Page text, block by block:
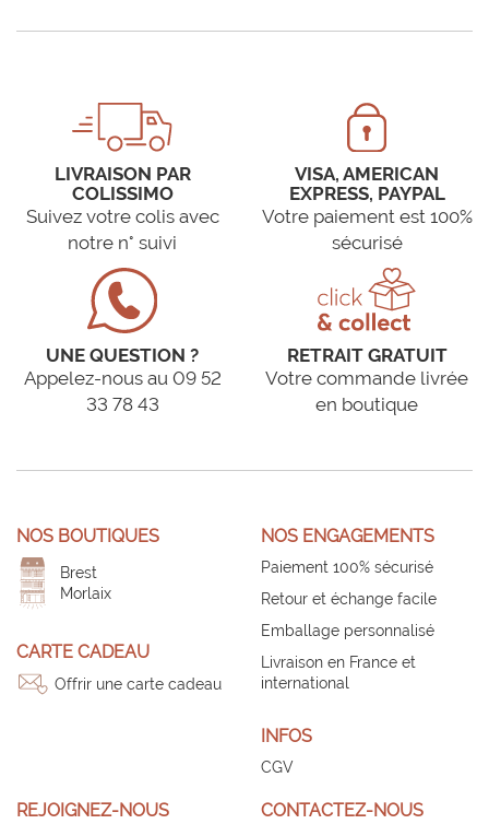
LIVRAISON PAR
COLISSIMO
Suivez votre colis avec
notre n° suivi
VISA, AMERICAN
EXPRESS, PAYPAL
Votre paiement est 100%
sécurisé
UNE QUESTION ?
Appelez-nous au 09 52
33 78 43
RETRAIT GRATUIT
Votre commande livrée
en boutique
NOS BOUTIQUES
Brest
Morlaix
CARTE CADEAU
Offrir une carte cadeau
NOS ENGAGEMENTS
Paiement 100% sécurisé
Retour et échange facile
Emballage personnalisé
Livraison en France et
international
INFOS
CGV
REJOIGNEZ-NOUS CONTACTEZ-NOUS